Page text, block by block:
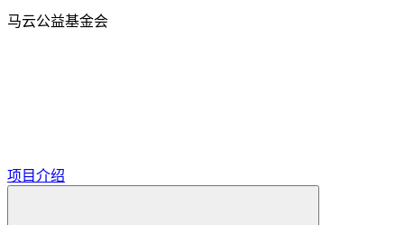
马云公益基金会
项目介绍